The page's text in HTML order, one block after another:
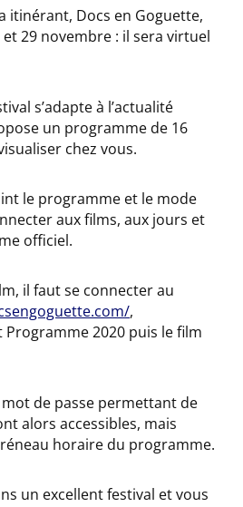
itinérant, Docs en Goguette,
29 novembre : il sera virtuel
s’adapte à l’actualité
un programme de 16
chez vous.
le programme et le mode
aux films, aux jours et
officiel.
il faut se connecter au
,
Programme 2020 puis le film
de passe permettant de
alors accessibles, mais
horaire du programme.
un excellent festival et vous